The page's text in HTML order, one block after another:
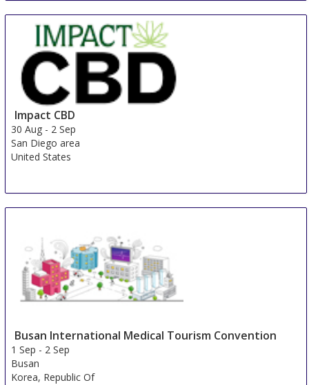
30 Aug-
1 Sep
Germany
Impact CBD
30 Aug - 2 Sep
San Diego area
United States
Busan International Medical Tourism Convention
1 Sep - 2 Sep
Busan
Korea, Republic Of